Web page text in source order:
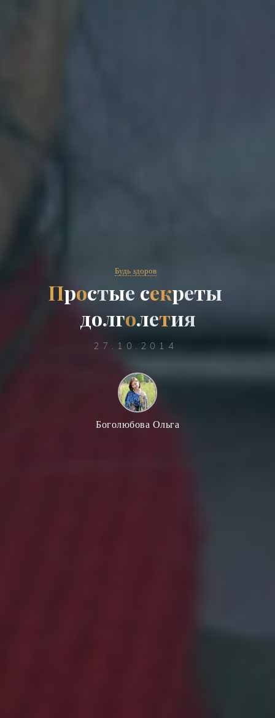
Будь здоров
Простые секреты
долголетия
27.10.2014
Боголюбова Ольга